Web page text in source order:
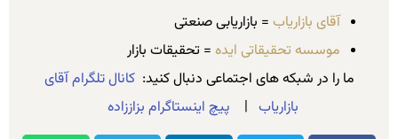
آقای بازاریاب = بازاریابی صنعتی
موسسه تحقیقاتی ایده = تحقیقات بازار
ما را در شبکه های اجتماعی دنبال کنید:کانال تلگرام آقای
بازاریاب | پیچ اینستاگرام بزاززاده